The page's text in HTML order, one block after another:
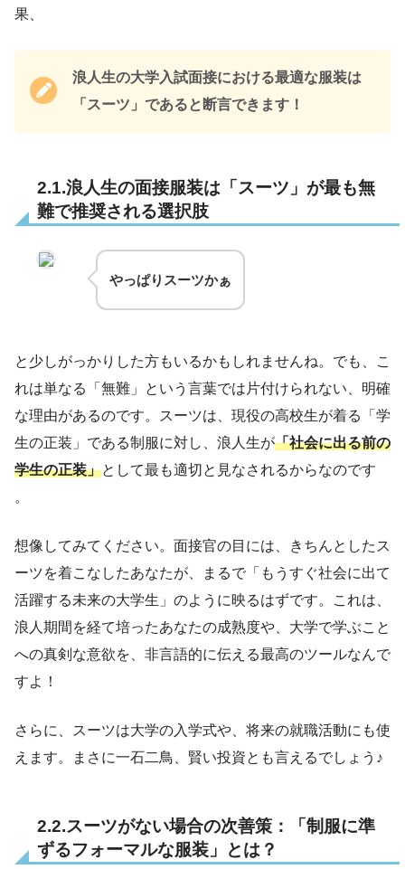
果、
浪人生の大学入試面接における最適な服装は
「スーツ」であると断言できます！
2.1.浪人生の面接服装は「スーツ」が最も無
難で推奨される選択肢
やっぱりスーツかぁ
と少しがっかりした方もいるかもしれませんね。でも、こ
れは単なる「無難」という言葉では片付けられない、明確
な理由があるのです。スーツは、現役の高校生が着る「学
生の正装」である制服に対し、浪人生が「社会に出る前の
学生の正装」として最も適切と見なされるからなのです
。
想像してみてください。面接官の目には、きちんとしたス
ーツを着こなしたあなたが、まるで「もうすぐ社会に出て
活躍する未来の大学生」のように映るはずです。これは、
浪人期間を経て培ったあなたの成熟度や、大学で学ぶこと
への真剣な意欲を、非言語的に伝える最高のツールなんで
すよ！
さらに、スーツは大学の入学式や、将来の就職活動にも使
えます。まさに一石二鳥、賢い投資とも言えるでしょう♪
2.2.スーツがない場合の次善策：「制服に準
ずるフォーマルな服装」とは？